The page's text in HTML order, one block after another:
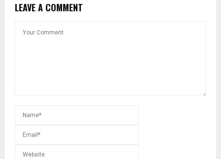
LEAVE A COMMENT